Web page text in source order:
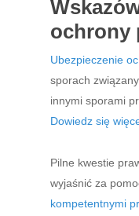
ochrony
Ubezpieczenie
sporach
innymi sporami
Dowiedz się
Pilne kwestie
wyjaśnić za
kompetentnymi